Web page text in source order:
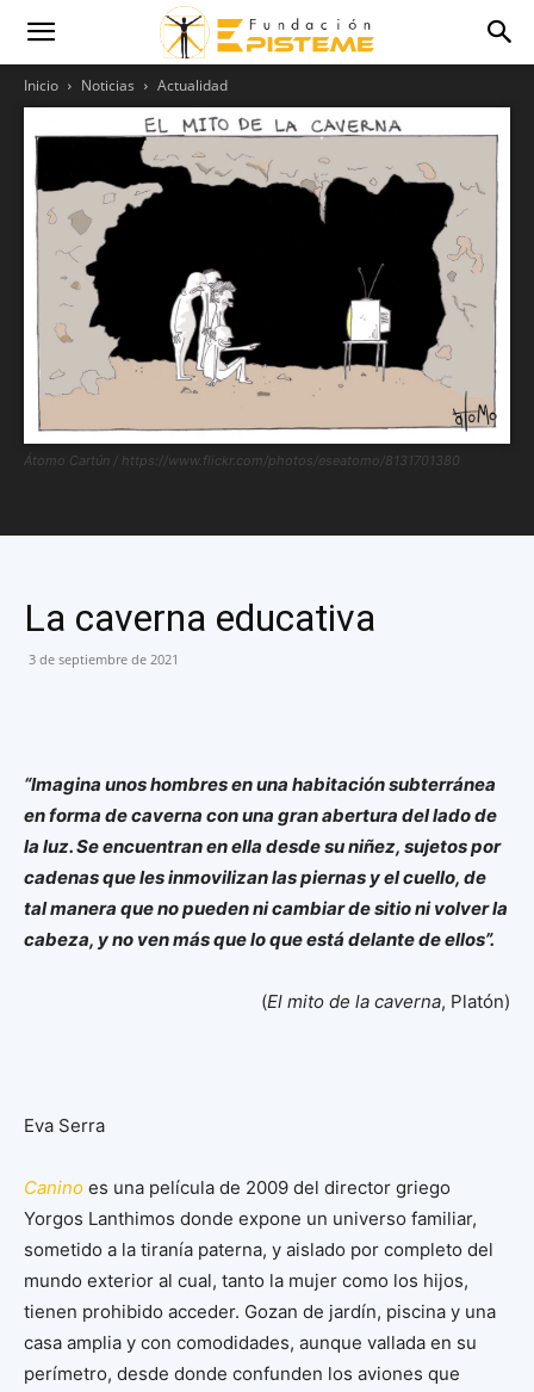
Inicio Noticias Actualidad
Átomo Cartún / https://www.flickr.com/photos/eseatomo/8131701380
La caverna educativa
3 de septiembre de 2021
“Imagina unos hombres en una habitación subterránea
en forma de caverna con una gran abertura del lado de
la luz. Se encuentran en ella desde su niñez, sujetos por
cadenas que les inmovilizan las piernas y el cuello, de
tal manera que no pueden ni cambiar de sitio ni volver la
cabeza, y no ven más que lo que está delante de ellos”.
(El mito de la caverna, Platón)
Eva Serra
Canino es una película de 2009 del director griego
Yorgos Lanthimos donde expone un universo familiar,
sometido a la tiranía paterna, y aislado por completo del
mundo exterior al cual, tanto la mujer como los hijos,
tienen prohibido acceder. Gozan de jardín, piscina y una
casa amplia y con comodidades, aunque vallada en su
perímetro, desde donde confunden los aviones que